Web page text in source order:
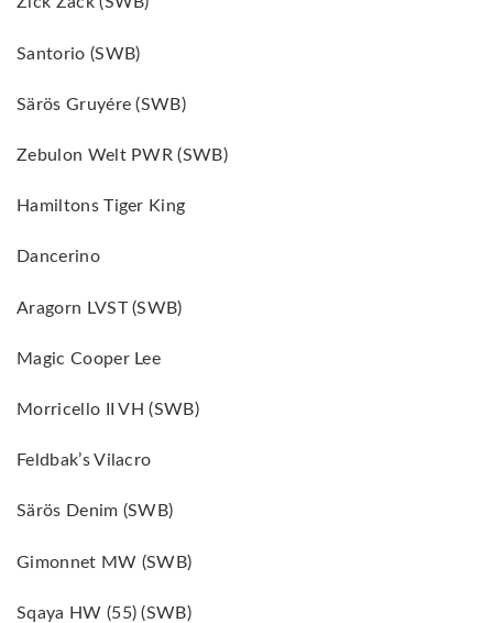
Santorio (SWB)
Särös Gruyére (SWB)
Zebulon Welt PWR (SWB)
Hamiltons Tiger King
Dancerino
Aragorn LVST (SWB)
Magic Cooper Lee
Morricello II VH (SWB)
Feldbak’s Vilacro
Särös Denim (SWB)
Gimonnet MW (SWB)
Sqaya HW (55) (SWB)